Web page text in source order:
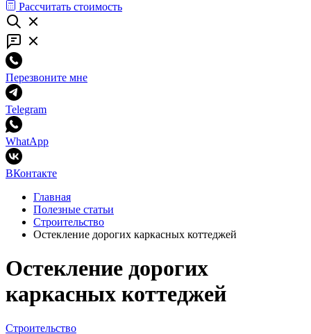
Рассчитать стоимость
Перезвоните мне
Telegram
WhatApp
ВКонтакте
Главная
Полезные статьи
Строительство
Остекление дорогих каркасных коттеджей
Остекление дорогих
каркасных коттеджей
Строительство